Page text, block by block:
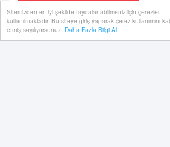
Sitemizden en iyi şekilde faydalanabilmeniz için çerezler
kullanılmaktadır. Bu siteye giriş yaparak çerez kullanımını
etmiş sayılıyorsunuz. Daha Fazla Bilgi Al